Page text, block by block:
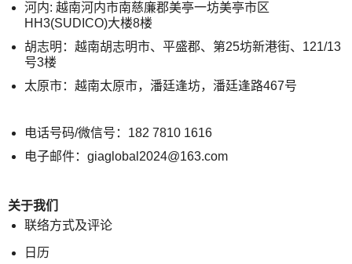
河内: 越南河内市南慈廉郡美亭一坊美亭市区
HH3(SUDICO)大楼8楼
胡志明：越南胡志明市、平盛郡、第25坊新港街、121/13
号3楼
太原市：越南太原市，潘廷逢坊，潘廷逢路467号
电话号码/微信号：182 7810 1616
电子邮件：giaglobal2024@163.com
关于我们
联络方式及评论
日历